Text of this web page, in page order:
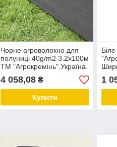
Чорне агроволокно для
полуниці 40g/m2 3.2х100м
TM "Агрокремінь" Україна.
4 058,08₴
Купити
1